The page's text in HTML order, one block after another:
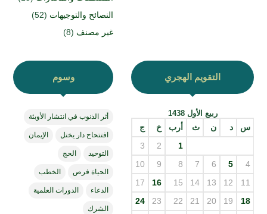
النصائح والتوجيهات (52)
غير مصنف (8)
التقويم الهجري
ربيع الأول 1438
س د ن ث أرب خ ج
1
2
3
4
5
6
7
8
9
10
11
12
13
14
15
16
17
18
19
20
21
22
23
24
وسوم
أثر الذنوب في انتشار الأوبئة
افتتحاح دار يختل الإيمان
التوحيد الحج
الحياة فرص الخطب
الدعاء الدورات العلمية
الشرك